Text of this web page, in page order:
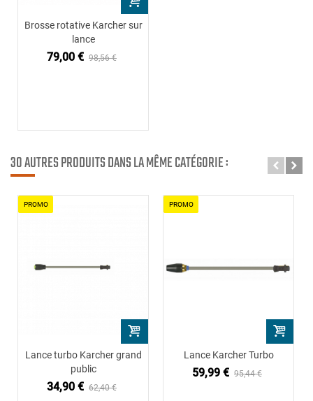
Brosse rotative Karcher sur
lance
79,00 € 98,56 €
30 AUTRES PRODUITS DANS LA MÊME CATÉGORIE :
PROMO
Lance turbo Karcher grand
public
34,90 € 62,40 €
PROMO
Lance Karcher Turbo
59,99 € 95,44 €